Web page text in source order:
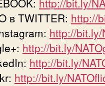
http://bit.ly/
в TWITTER: http://
http://bit.ly/
http://bit.ly/
http://bit.ly/
http://bit.ly/